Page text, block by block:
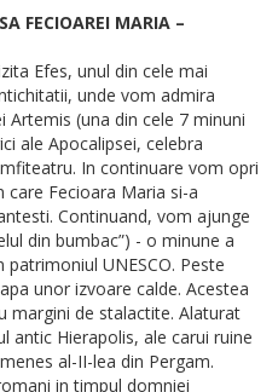
FECIOAREI MARIA –
Efes, unul din cele mai
unde vom admira
Artemis (una din cele 7 minuni
ale Apocalipsei, celebra
In continuare vom opri
care Fecioara Maria si-a
Continuand, vom ajunge
din bumbac”) - o minune a
UNESCO. Peste
unor izvoare calde. Acestea
margini de stalactite. Alaturat
antic Hierapolis, ale carui ruine
al-II-lea din Pergam.
in timpul domniei